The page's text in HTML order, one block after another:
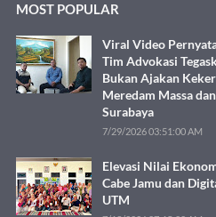
MOST POPULAR
Viral Video
Tim Advokasi
Bukan Ajakan
Meredam Massa
Surabaya
7/29/2026 03:51:00 AM
Elevasi Nilai
Cabe Jamu dan
UTM